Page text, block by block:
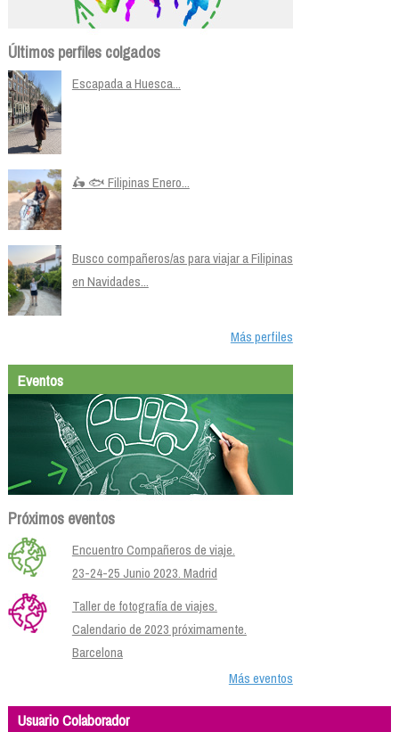
Últimos perfiles colgados
Escapada a Huesca...
🛵 🐟 Filipinas Enero...
Busco compañeros/as para viajar a Filipinas
en Navidades...
Más perfiles
Eventos
Próximos eventos
Encuentro Compañeros de viaje.
23-24-25 Junio 2023. Madrid
Taller de fotografía de viajes.
Calendario de 2023 próximamente.
Barcelona
Más eventos
Usuario Colaborador